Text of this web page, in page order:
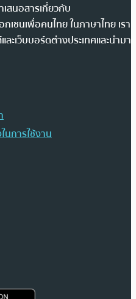
สนอสารเกี่ยวกับ
เชนเพื่อคนไทย ในภาษาไทย เรา
ะเว็บบอร์ดต่างประเทศและนำมา
นการใช้งาน